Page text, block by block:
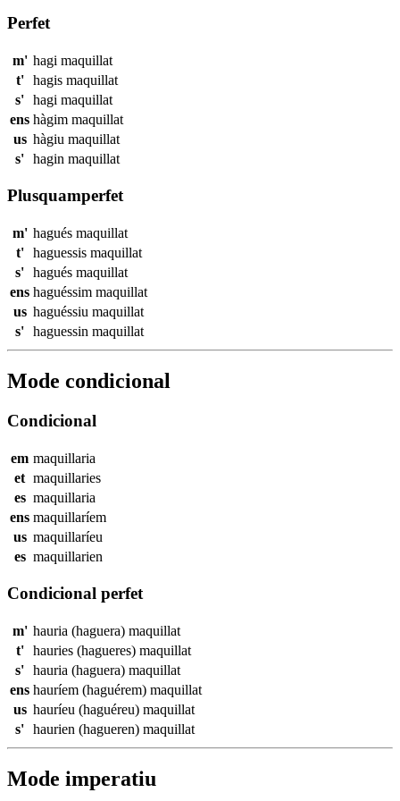
Perfet
m' hagi maquillat
t'
hagis maquillat
s' hagi maquillat
ens hàgim maquillat
us hàgiu maquillat
s' hagin maquillat
Plusquamperfet
m' hagués maquillat
t'
haguessis maquillat
s' hagués maquillat
ens haguéssim maquillat
us haguéssiu maquillat
s' haguessin maquillat
Mode condicional
Condicional
em maquillaria
et maquillaries
es maquillaria
ens maquillaríem
us maquillaríeu
es maquillarien
Condicional perfet
m' hauria (haguera) maquillat
t'
hauries (hagueres) maquillat
s' hauria (haguera) maquillat
ens hauríem (haguérem) maquillat
us hauríeu (haguéreu) maquillat
s' haurien (hagueren) maquillat
Mode imperatiu